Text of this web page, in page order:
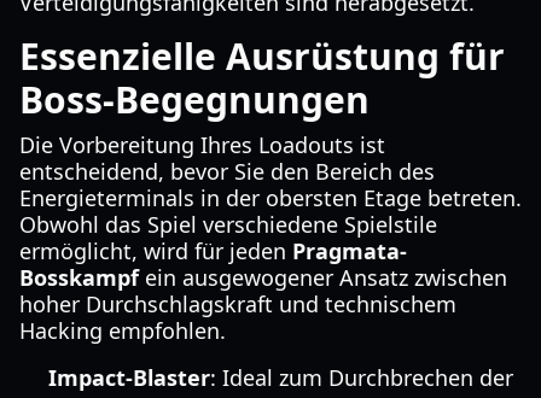
Essenzielle Ausrüstung für
Boss-Begegnungen
Die Vorbereitung Ihres Loadouts ist
entscheidend, bevor Sie den Bereich des
Energieterminals in der obersten Etage betreten.
Obwohl das Spiel verschiedene Spielstile
ermöglicht, wird für jeden Pragmata-
Bosskampfein ausgewogener Ansatz zwischen
hoher Durchschlagskraft und technischem
Hacking empfohlen.
Impact-Blaster: Ideal zum Durchbrechen der